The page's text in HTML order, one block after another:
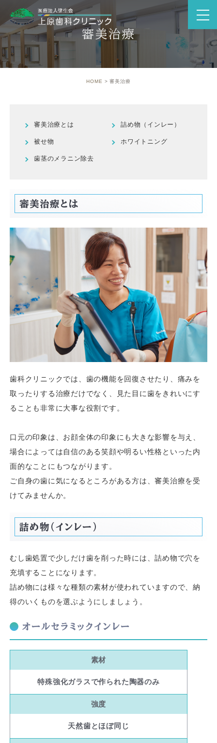
審美治療
HOME 審美治療
審美治療とは 詰め物（インレー）
被せ物 ホワイトニング
歯茎のメラニン除去
審美治療とは
歯科クリニックでは、歯の機能を回復させたり、痛みを
取ったりする治療だけでなく、見た目に歯をきれいにす
ることも非常に大事な役割です。
口元の印象は、お顔全体の印象にも大きな影響を与え、
場合によっては自信のある笑顔や明るい性格といった内
面的なことにもつながります。
ご自身の歯に気になるところがある方は、審美治療を受
けてみませんか。
詰め物（インレー）
むし歯処置で少しだけ歯を削った時には、詰め物で穴を
充填することになります。
詰め物には様々な種類の素材が使われていますので、納
得のいくものを選ぶようにしましょう。
オールセラミックインレー
素材
特殊強化ガラスで作られた陶器のみ
強度
天然歯とほぼ同じ